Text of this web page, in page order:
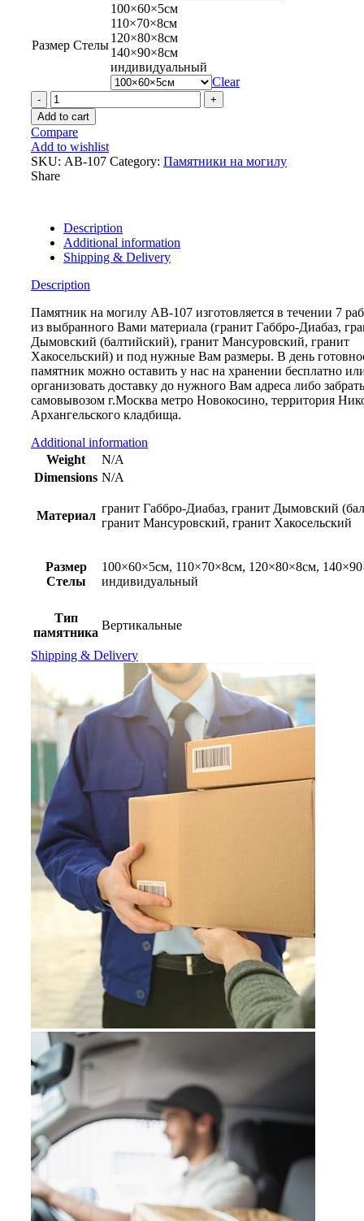
Размер Стелы
100×60×5см
110×70×8см
120×80×8см
140×90×8см
индивидуальный
Clear
Памятник
на
могилу
АВ-107
quantity
Add to cart
Compare
Add to wishlist
SKU: АВ-107 Category: Памятники на могилу
Share
Description
Additional information
Shipping & Delivery
Description
Памятник на могилу АВ-107 изготовляется в течении 7
из выбранного Вами материала (гранит Габбро-Диабаз,
Дымовский (балтийский), гранит Мансуровский, гранит
Хакосельский) и под нужные Вам размеры. В день
памятник можно оставить у нас на хранении бесплатно
организовать доставку до нужного Вам адреса либо забрать
самовывозом г.Москва метро Новокосино, территория
Архангельского кладбища.
Additional information
Weight
N/A
Dimensions N/A
Материал
гранит Габбро-Диабаз, гранит Дымовский
гранит Мансуровский, гранит Хакосельский
Размер
Стелы
100×60×5см, 110×70×8см, 120×80×8см,
индивидуальный
Тип
памятника
Вертикальные
Shipping & Delivery